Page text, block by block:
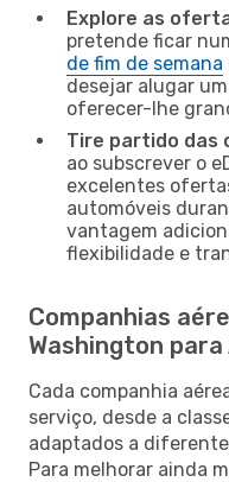
Explore as
pretende ficar
de fim de semana
desejar alugar
oferecer-lhe
Tire partido das
ao subscrever o
excelentes
automóveis
vantagem
flexibilidade e
Companhias
Washington
Cada companhia
serviço, desde a
adaptados a
Para melhorar ainda